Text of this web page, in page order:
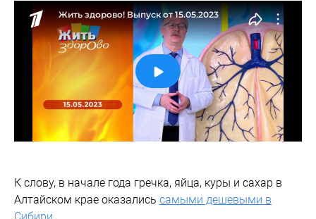
К слову, в начале года гречка, яйца, куры и сахар в
Алтайском крае оказались самыми дешевыми в
Сибири